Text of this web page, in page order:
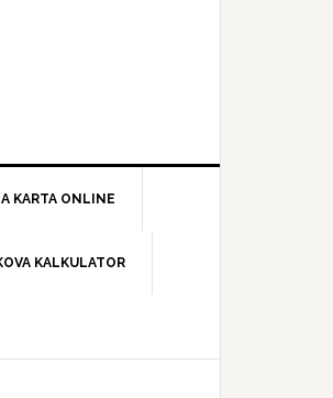
KARTA ONLINE
KALKULATOR